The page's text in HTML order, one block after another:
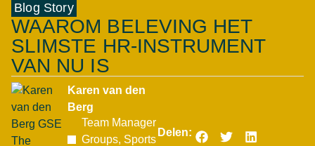
Blog Story
WAAROM BELEVING HET
SLIMSTE HR-INSTRUMENT
VAN NU IS
Karen van den
Berg
Team Manager
Groups, Sports
Delen: